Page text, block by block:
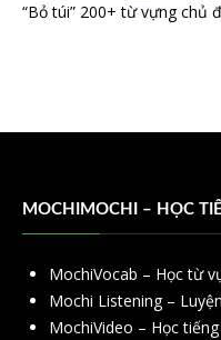
“Bỏ túi” 200+ từ vựng chủ
MOCHIMOCHI – HỌC
MochiVocab – Học từ
Mochi Listening –
MochiVideo – Học